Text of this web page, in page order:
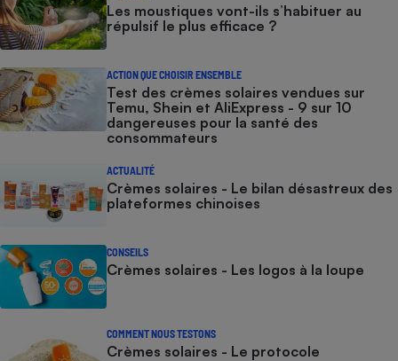
Les moustiques vont-ils s’habituer au
répulsif le plus efficace ?
ACTION QUE CHOISIR ENSEMBLE
Test des crèmes solaires vendues sur
Temu, Shein et AliExpress - 9 sur 10
dangereuses pour la santé des
consommateurs
ACTUALITÉ
Crèmes solaires - Le bilan désastreux des
plateformes chinoises
CONSEILS
Crèmes solaires - Les logos à la loupe
COMMENT NOUS TESTONS
Crèmes solaires - Le protocole